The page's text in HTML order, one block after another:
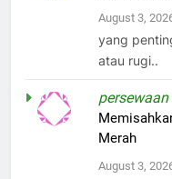
August 3,
yang
atau rugi..
Merah
August 3,